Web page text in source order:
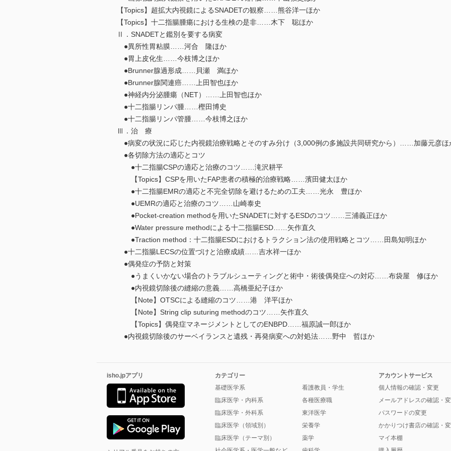
【Topics】超拡大内視鏡によるSNADETの観察……熊谷洋一ほか
【Topics】十二指腸腫瘍における生検の是非……木下 聡ほか
Ⅱ．SNADETと鑑別を要する病変
●異所性胃粘膜……河合 隆ほか
●胃上皮化生……今枝博之ほか
●Brunner腺過形成……貝瀬 満ほか
●Brunner腺関連癌……上田智也ほか
●神経内分泌腫瘍（NET）……上田智也ほか
●十二指腸リンパ腫……樫田博史
●十二指腸リンパ管腫……今枝博之ほか
Ⅲ．治 療
●病変の状況に応じた内視鏡治療戦略とそのすみ分け（3,000例の多施設共同研究から）……加藤元彦ほ
●各切除方法の適応とコツ
●十二指腸CSPの適応と治療のコツ……滝沢耕平
【Topics】CSPを用いたFAP患者の積極的治療戦略……濱田健太ほか
●十二指腸EMRの適応と不完全切除を避けるための工夫……光永 豊ほか
●UEMRの適応と治療のコツ……山崎泰史
●Pocket-creation methodを用いたSNADETに対するESDのコツ……三浦義正ほか
●Water pressure methodによる十二指腸ESD……矢作直久
●Traction method：十二指腸ESDにおけるトラクション法の使用戦略とコツ……田島知明ほか
●十二指腸LECSの位置づけと治療成績……吉水祥一ほか
●偶発症の予防と対策
●うまくいかない場合のトラブルシューティングと術中・術後偶発症への対応……布袋屋 修ほか
●内視鏡切除後の縫縮の意義……高橋亜紀子ほか
【Note】OTSCによる縫縮のコツ……港 洋平ほか
【Note】String clip suturing methodのコツ……矢作直久
【Topics】偶発症マネージメントとしてのENBPD……福原誠一郎ほか
●内視鏡切除後のサーベイランスと遺残・再発病変への対処法……野中 哲ほか
isho.jpアプリ
カテゴリー
基礎医学系
臨床医学・内科系
臨床医学・外科系
臨床医学（領域別）
臨床医学（テーマ別）
看護教員・学生
各種医療職
東洋医学
栄養学
薬学
アカウントサービス
個人情報の確認・変更
メールアドレスの確認・
パスワードの変更
かかりつけ書店の確認・
マイ本棚